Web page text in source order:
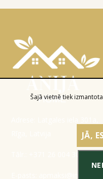
+371 26 004 302
Šajā vietnē tiek
JĀ,